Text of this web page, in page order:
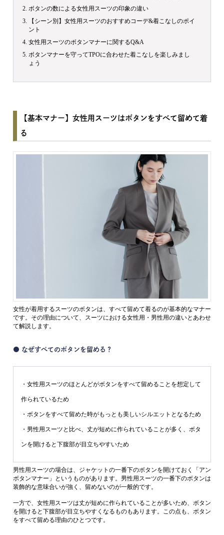
ボタンの数による女性用スーツの印象の違い
【シーン別】女性用スーツのおすすめコーデ&着こなしのポイ
ント
女性用スーツのボタンマナーに関するQ&A
ボタンマナーを守ってTPOに合わせた着こなしを楽しみまし
ょう
【基本マナー】女性用スーツはボタンをすべて留めて着
る
女性が着用するスーツのボタンは、すべて留めて着るのが基本的なマナー
です。その理由について、スーツにおける女性用・男性用の違いとあわせ
て解説します。
● なぜすべてのボタンを留める？
・女性用スーツのほとんどがボタンをすべて留めることを想定して
作られているため
・ボタンをすべて留めた時がもっとも美しいシルエットとなるため
・男性用スーツと比べ、丈が短めに作られていることが多く、ボタ
ンを開けると下腹部が目立ちやすいため
男性用スーツの場合は、ジャケットの一番下のボタンを開けておく「アン
ボタンマナー」というものがあります。男性用スーツの一番下のボタンは
装飾的な意味合いが強く、留めないのが一般的です。
一方で、女性用スーツは丈が短めに作られていることが多いため、ボタン
を開けると下腹部が目立ちやすくなるものもあります。この点も、ボタン
をすべて留める理由のひとつです。